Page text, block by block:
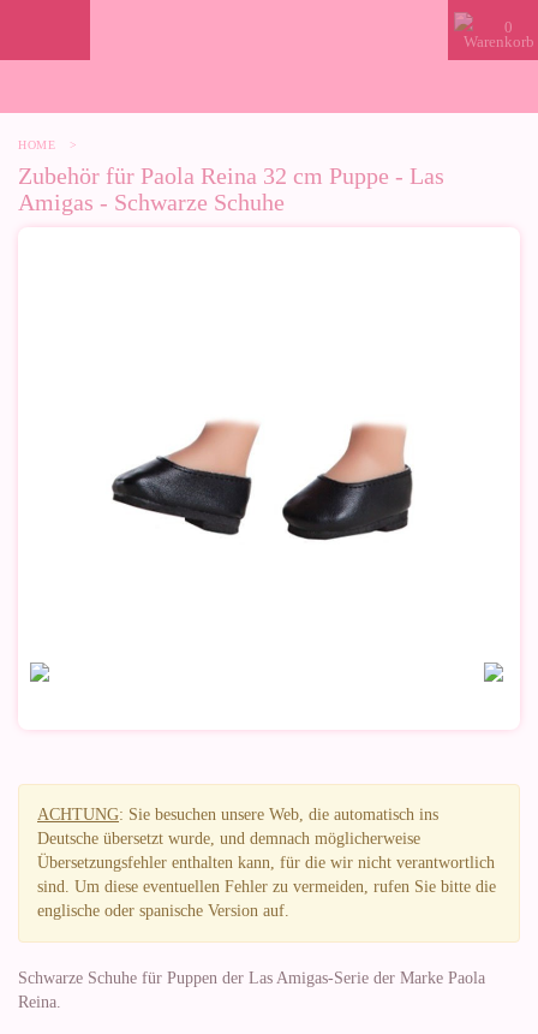
0
HOME >
Zubehör für Paola Reina 32 cm Puppe - Las
Amigas - Schwarze Schuhe
ACHTUNG: Sie besuchen unsere Web, die automatisch ins
Deutsche übersetzt wurde, und demnach möglicherweise
Übersetzungsfehler enthalten kann, für die wir nicht verantwortlich
sind. Um diese eventuellen Fehler zu vermeiden, rufen Sie bitte die
englische oder spanische Version auf.
Schwarze Schuhe für Puppen der Las Amigas-Serie der Marke Paola
Reina.